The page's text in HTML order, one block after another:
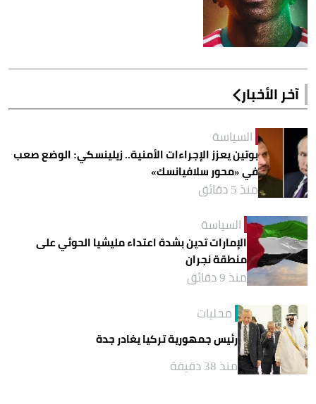
آخر الأخبار
السياسة
بوتين يعزز الإجراءات الأمنية.. زيلينسكي: الوضع صعب
في «محور سلافيانسك»
منذ 5 دقائق
السياسة
الإمارات تدين بشدة اعتداء مليشيا الحوثي على
منطقة نجران
منذ 9 دقائق
محليات
رئيس جمهورية تركيا يغادر جدة
منذ 38 دقيقة